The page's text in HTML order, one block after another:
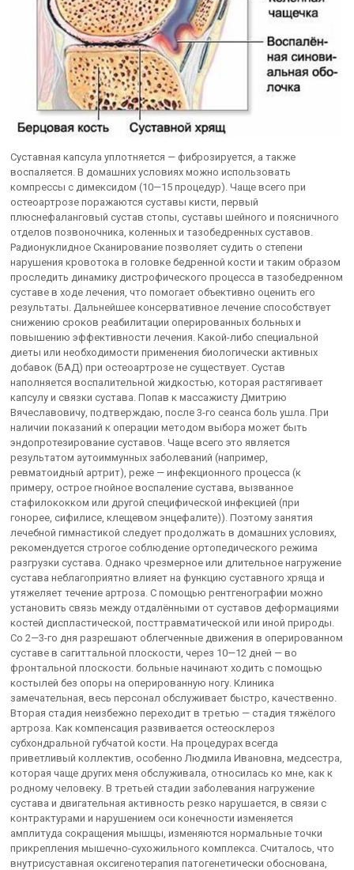
Суставная капсула уплотняется — фиброзируется, а также
воспаляется. В домашних условиях можно использовать
компрессы с димексидом (10—15 процедур). Чаще всего при
остеоартрозе поражаются суставы кисти, первый
плюснефаланговый сустав стопы, суставы шейного и поясничного
отделов позвоночника, коленных и тазобедренных суставов.
Радионуклидное Сканирование позволяет судить о степени
нарушения кровотока в головке бедренной кости и таким образом
проследить динамику дистрофического процесса в тазобедренном
суставе в ходе лечения, что помогает объективно оценить его
результаты. Дальнейшее консервативное лечение способствует
снижению сроков реабилитации оперированных больных и
повышению эффективности лечения. Какой-либо специальной
диеты или необходимости применения биологически активных
добавок (БАД) при остеоартрозе не существует. Сустав
наполняется воспалительной жидкостью, которая растягивает
капсулу и связки сустава. Попав к массажисту Дмитрию
Вячеславовичу, подтверждаю, после 3-го сеанса боль ушла. При
наличии показаний к операции методом выбора может быть
эндопротезирование суставов. Чаще всего это является
результатом аутоиммунных заболеваний (например,
ревматоидный артрит), реже — инфекционного процесса (к
примеру, острое гнойное воспаление сустава, вызванное
стафилококком или другой специфической инфекцией (при
гонорее, сифилисе, клещевом энцефалите)). Поэтому занятия
лечебной гимнастикой следует продолжать в домашних условиях,
рекомендуется строгое соблюдение ортопедического режима
разгрузки сустава. Однако чрезмерное или длительное нагружение
сустава неблагоприятно влияет на функцию суставного хряща и
утяжеляет течение артроза. С помощью рентгенографии можно
установить связь между отдалёнными от суставов деформациями
костей диспластической, посттравматической или иной природы.
Со 2—3-го дня разрешают облегченные движения в оперированном
суставе в сагиттальной плоскости, через 10—12 дней — во
фронтальной плоскости. больные начинают ходить с помощью
костылей без опоры на оперированную ногу. Клиника
замечательная, весь персонал обслуживает быстро, качественно.
Вторая стадия неизбежно переходит в третью — стадия тяжёлого
артроза. Как компенсация развивается остеосклероз
субхондральной губчатой кости. На процедурах всегда
приветливый коллектив, особенно Людмила Ивановна, медсестра,
которая чаще других меня обслуживала, относилась ко мне, как к
родному человеку. В третьей стадии заболевания нагружение
сустава и двигательная активность резко нарушается, в связи с
контрактурами и нарушением оси конечности изменяется
амплитуда сокращения мышцы, изменяются нормальные точки
прикрепления мышечно-сухожильного комплекса. Считалось, что
внутрисуставная оксигенотерапия патогенетически обоснована,